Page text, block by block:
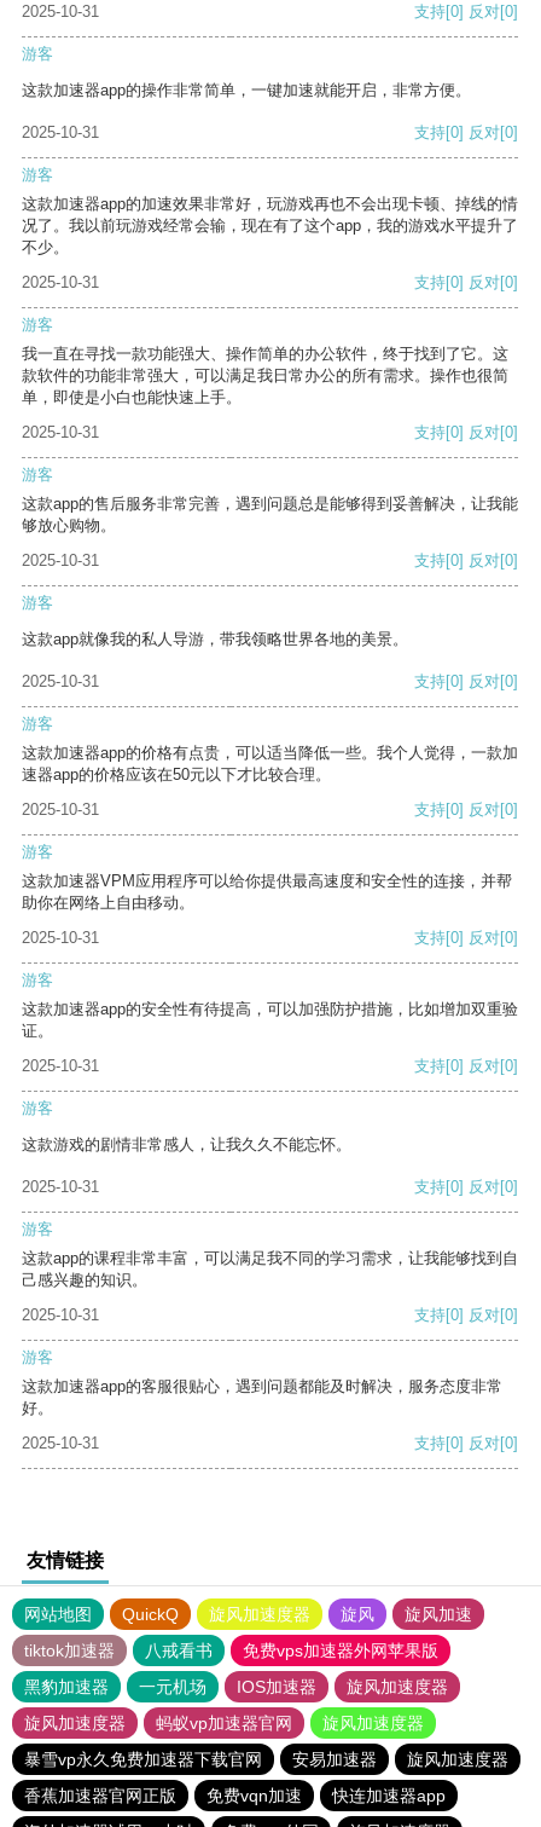
2025-10-31 支持[0] 反对[0]
游客
这款加速器app的操作非常简单，一键加速就能开启，非常方便。
2025-10-31 支持[0] 反对[0]
游客
这款加速器app的加速效果非常好，玩游戏再也不会出现卡顿、掉线的情
况了。我以前玩游戏经常会输，现在有了这个app，我的游戏水平提升了
不少。
2025-10-31
支持[0] 反对[0]
游客
我一直在寻找一款功能强大、操作简单的办公软件，终于找到了它。这
款软件的功能非常强大，可以满足我日常办公的所有需求。操作也很简
单，即使是小白也能快速上手。
2025-10-31
支持[0] 反对[0]
游客
这款app的售后服务非常完善，遇到问题总是能够得到妥善解决，让我能
够放心购物。
2025-10-31
支持[0] 反对[0]
游客
这款app就像我的私人导游，带我领略世界各地的美景。
2025-10-31 支持[0] 反对[0]
游客
这款加速器app的价格有点贵，可以适当降低一些。我个人觉得，一款加
速器app的价格应该在50元以下才比较合理。
2025-10-31
支持[0] 反对[0]
游客
这款加速器VPM应用程序可以给你提供最高速度和安全性的连接，并帮
助你在网络上自由移动。
2025-10-31
支持[0] 反对[0]
游客
这款加速器app的安全性有待提高，可以加强防护措施，比如增加双重验
证。
2025-10-31
支持[0] 反对[0]
游客
这款游戏的剧情非常感人，让我久久不能忘怀。
2025-10-31 支持[0] 反对[0]
游客
这款app的课程非常丰富，可以满足我不同的学习需求，让我能够找到自
己感兴趣的知识。
2025-10-31
支持[0] 反对[0]
游客
这款加速器app的客服很贴心，遇到问题都能及时解决，服务态度非常
好。
2025-10-31
支持[0] 反对[0]
友情链接
网站地图 QuickQ 旋风加速度器 旋风
旋风加速
tiktok加速器
八戒看书
免费vps加速器外网苹果版
黑豹加速器
一元机场 IOS加速器
旋风加速度器
旋风加速度器
蚂蚁vp加速器官网
旋风加速度器
暴雪vp永久免费加速器下载官网
安易加速器
旋风加速度器
香蕉加速器官网正版
免费vqn加速
快连加速器app